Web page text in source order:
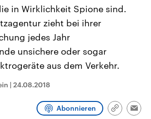
neuen
wird das
Koalition aus
regiert.-
den Parteien
anstehenden
gehören die Vereinigten
den mächtigsten Ländern
mit großem Einfluss auf
Programm Podcasts
in Wirklichkeit Spione sind.
zieht bei ihrer
jedes Jahr
unsichere oder sogar
aus dem Verkehr.
| 24.08.2018
Abonnieren
Link